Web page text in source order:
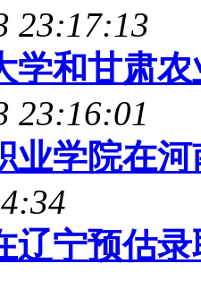
23:17:13
学和甘肃
23:16:01
业学院在
辽宁预估